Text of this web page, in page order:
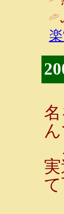
て